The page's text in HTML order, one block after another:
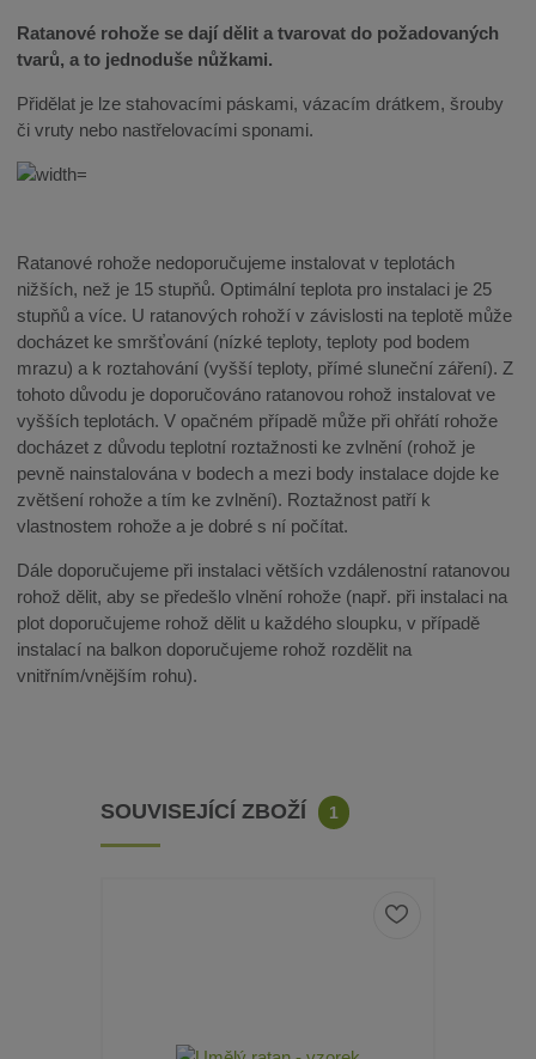
Ratanové rohože se dají dělit a tvarovat do požadovaných
tvarů, a to jednoduše nůžkami.
Přidělat je lze stahovacími páskami, vázacím drátkem, šrouby
či vruty nebo nastřelovacími sponami.
Ratanové rohože nedoporučujeme instalovat v teplotách
nižších, než je 15 stupňů. Optimální teplota pro instalaci je 25
stupňů a více. U ratanových rohoží v závislosti na teplotě může
docházet ke smršťování (nízké teploty, teploty pod bodem
mrazu) a k roztahování (vyšší teploty, přímé sluneční záření). Z
tohoto důvodu je doporučováno ratanovou rohož instalovat ve
vyšších teplotách. V opačném případě může při ohřátí rohože
docházet z důvodu teplotní roztažnosti ke zvlnění (rohož je
pevně nainstalována v bodech a mezi body instalace dojde ke
zvětšení rohože a tím ke zvlnění). Roztažnost patří k
vlastnostem rohože a je dobré s ní počítat.
Dále doporučujeme při instalaci větších vzdálenostní ratanovou
rohož dělit, aby se předešlo vlnění rohože (např. při instalaci na
plot doporučujeme rohož dělit u každého sloupku, v případě
instalací na balkon doporučujeme rohož rozdělit na
vnitřním/vnějším rohu).
SOUVISEJÍCÍ ZBOŽÍ 1